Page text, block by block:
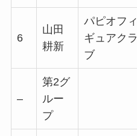
6
山田
耕新
パピオフィ
ギュアクラ
ブ
–
第2グ
ルー
プ